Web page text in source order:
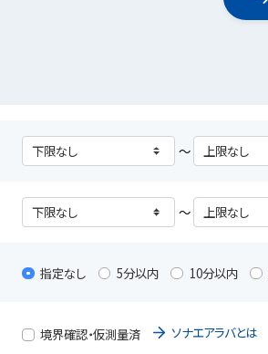
～
～
指定なし 5分以内 10分以内
境界確認・仮測量済 ソナエアラバとは